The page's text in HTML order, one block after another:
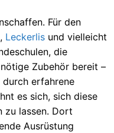
Für den
Leckerlis und vielleicht
die
Zubehör bereit –
erfahrene
es sich, sich diese
zu lassen. Dort
Ausrüstung